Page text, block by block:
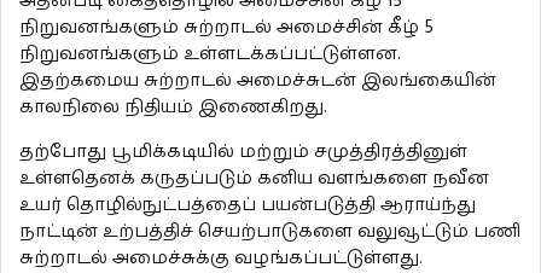
நிறுவனங்களும் சுற்றாடல் அமைச்சின் கீழ் 5
நிறுவனங்களும் உள்ளடக்கப்பட்டுள்ளன.
இதற்கமைய சுற்றாடல் அமைச்சுடன் இலங்கையின்
காலநிலை நிதியம் இணைகிறது.
தற்போது பூமிக்கடியில் மற்றும் சமுத்திரத்தினுள்
உள்ளதெனக் கருதப்படும் கனிய வளங்களை நவீன
உயர் தொழில்நுட்பத்தைப் பயன்படுத்தி ஆராய்ந்து
நாட்டின் உற்பத்திச் செயற்பாடுகளை வலுவூட்டும் பணி
சுற்றாடல் அமைச்சுக்கு வழங்கப்பட்டுள்ளது.